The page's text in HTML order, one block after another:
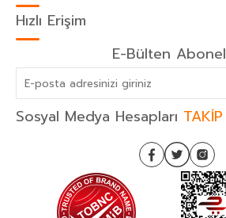
Hızlı Erişim
E-Bülten
Sosyal Medya Hesapları